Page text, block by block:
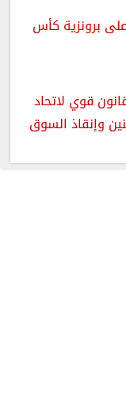
برونزية كأس
قوي لاتحاد
وإنقاذ السوق